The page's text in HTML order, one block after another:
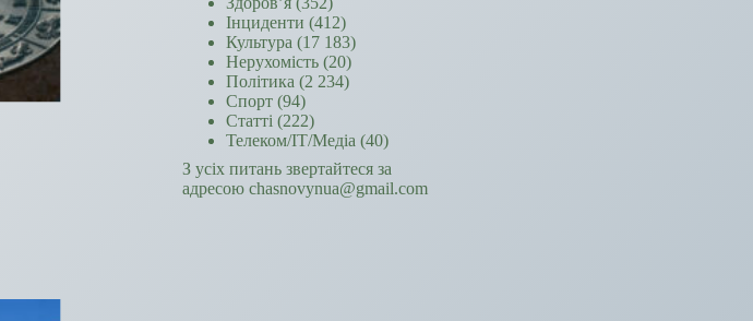
Інциденти (412)
Культура (17 183)
Нерухомість (20)
Політика (2 234)
Спорт (94)
Статті (222)
Телеком/ІТ/Медіа (40)
З усіх питань звертайтеся за
адресою chasnovynua@gmail.com